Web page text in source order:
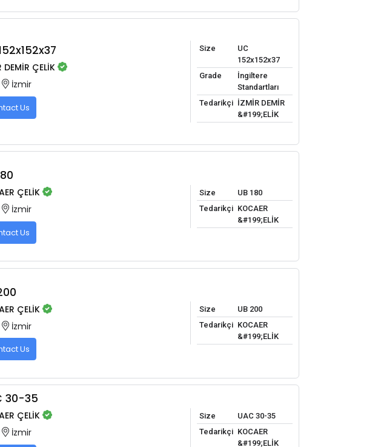
DEMİR ÇELİK
İzmir
Us
Size
UC
152x152x37
Grade
İngiltere
Standartları
Tedarikçi İZMİR DEMİR
&#199;ELİK
ÇELİK
İzmir
Us
Size
UB 180
Tedarikçi KOCAER
&#199;ELİK
ÇELİK
İzmir
Us
Size
UB 200
Tedarikçi KOCAER
&#199;ELİK
30-35
ÇELİK
İzmir
Size
UAC 30-35
Tedarikçi KOCAER
&#199;ELİK